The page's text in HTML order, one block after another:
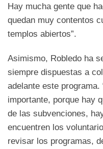
Hay mucha gente que
quedan muy contentos
templos abiertos”.
Asimismo, Robledo ha
siempre dispuestas a
adelante este
importante, porque hay
de las subvenciones,
encuentren los
revisar los programas,